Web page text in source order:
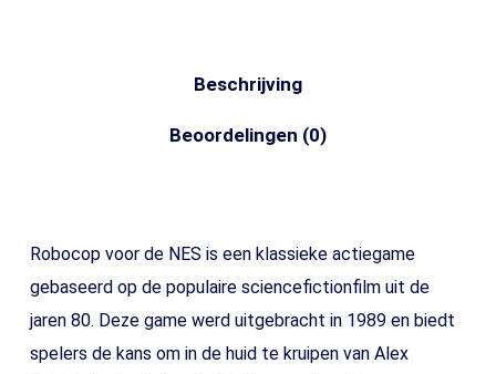
Beschrijving
Beoordelingen (0)
Robocop voor de NES is een klassieke actiegame
gebaseerd op de populaire sciencefictionfilm uit de
jaren 80. Deze game werd uitgebracht in 1989 en biedt
spelers de kans om in de huid te kruipen van Alex